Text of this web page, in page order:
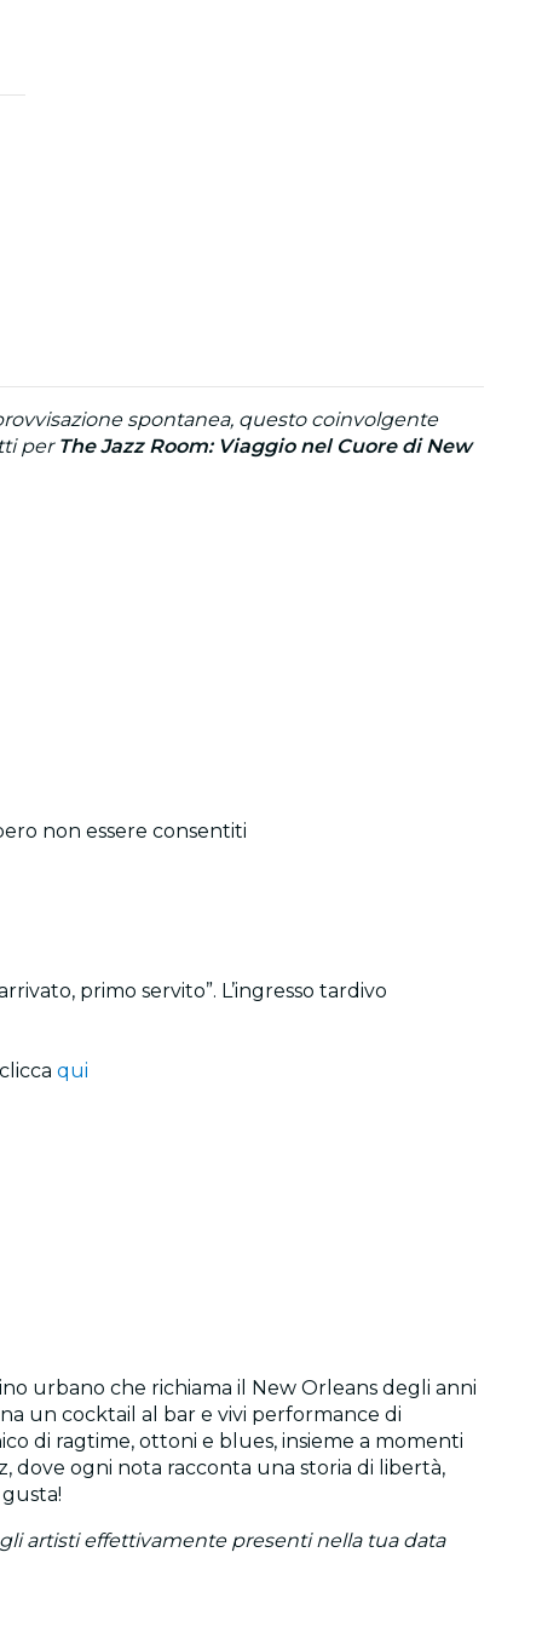
spontanea, questo coinvolgente
per The Jazz Room: Viaggio nel Cuore di New
non essere consentiti
primo servito”. L’ingresso tardivo
qui
urbano che richiama il New Orleans degli anni
un cocktail al bar e vivi performance di
di ragtime, ottoni e blues, insieme a momenti
dove ogni nota racconta una storia di libertà,
artisti effettivamente presenti nella tua data